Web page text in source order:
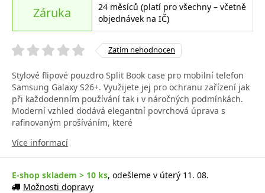
Záruka
24 měsíců (platí pro všechny – včetně
objednávek na IČ)
Zatím nehodnocen
Stylové flipové pouzdro Split Book case pro mobilní telefon
Samsung Galaxy S26+. Využijete jej pro ochranu zařízení jak
při každodenním používání tak i v náročných podmínkách.
Moderní vzhled dodává elegantní povrchová úprava s
rafinovaným prošíváním, které
Více informací
E-shop skladem > 10 ks, odešleme v úterý 11. 08.
Možnosti dopravy